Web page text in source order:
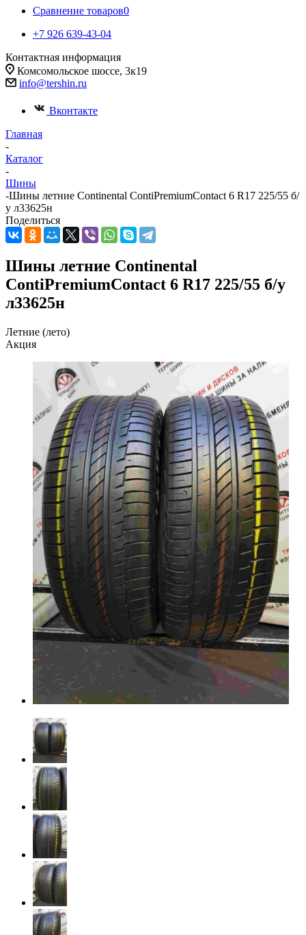
Сравнение товаров0
+7 926 639-43-04
Контактная информация
Комсомольское шоссе, 3к19
info@tershin.ru
Вконтакте
Главная
-
Каталог
-
Шины
-Шины летние Continental ContiPremiumContact 6 R17 225/55 б/
у л33625н
Поделиться
Шины летние Continental
ContiPremiumContact 6 R17 225/55 б/у
л33625н
Летние (лето)
Акция